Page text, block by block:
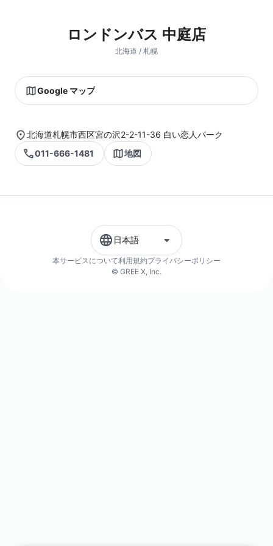
ロンドンバス 中庭店
北海道 / 札幌
Google マップ
北海道札幌市西区宮の沢2-2-11-36 白い恋人パーク
011-666-1481
地図
日本語
本サービスについて利用規約プライバシーポリシー
© GREE X, Inc.